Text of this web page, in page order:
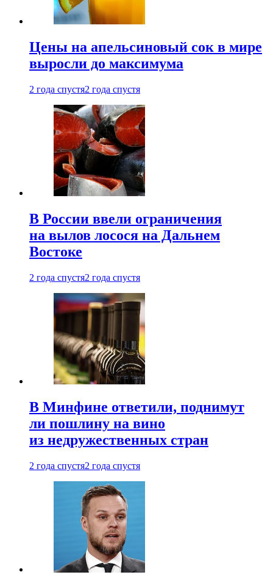
Цены на апельсиновый сок в мире
выросли до максимума
2 года спустя2 года спустя
В России ввели ограничения
на вылов лосося на Дальнем
Востоке
2 года спустя2 года спустя
В Минфине ответили, поднимут
ли пошлину на вино
из недружественных стран
2 года спустя2 года спустя